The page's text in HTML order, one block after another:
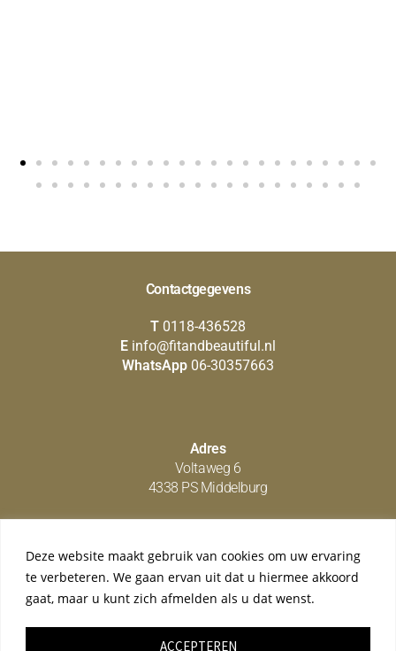
Deze website maakt gebruik van cookies om uw ervaring
te verbeteren. We gaan ervan uit dat u hiermee akkoord
gaat, maar u kunt zich afmelden als u dat wenst.
ACCEPTEREN
Contactgegevens
T 0118-436528
E info@fitandbeautiful.nl
WhatsApp 06-30357663
Adres
Voltaweg 6
4338 PS Middelburg
Social media